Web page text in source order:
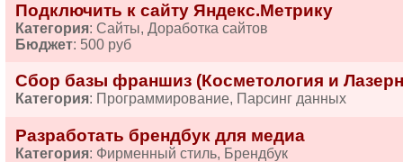
Подключить к сайту Яндекс.Метрику
Категория: Сайты, Доработка сайтов
Бюджет: 500 руб
Сбор базы франшиз (Косметология и
Категория: Программирование, Парсинг данных
Разработать брендбук для медиа
Категория: Фирменный стиль, Брендбук